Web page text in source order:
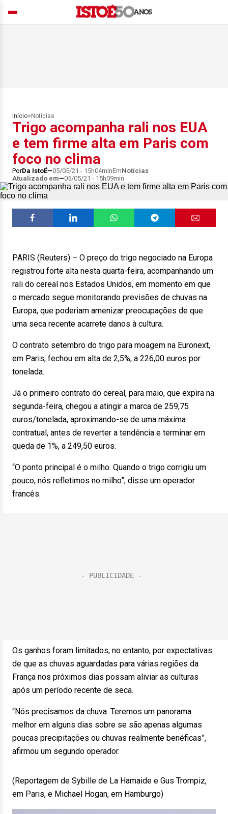
Início> Notícias
Trigo acompanha rali nos EUA
e tem firme alta em Paris com
foco no clima
PorDa IstoÉ 05/05/21 - 15h04minEmNotícias
Atualizado em
05/05/21 - 15h09min
PARIS (Reuters) – O preço do trigo negociado na Europa
registrou forte alta nesta quarta-feira, acompanhando um
rali do cereal nos Estados Unidos, em momento em que
o mercado segue monitorando previsões de chuvas na
Europa, que poderiam amenizar preocupações de que
uma seca recente acarrete danos à cultura.
O contrato setembro do trigo para moagem na Euronext,
em Paris, fechou em alta de 2,5%, a 226,00 euros por
tonelada.
Já o primeiro contrato do cereal, para maio, que expira na
segunda-feira, chegou a atingir a marca de 259,75
euros/tonelada, aproximando-se de uma máxima
contratual, antes de reverter a tendência e terminar em
queda de 1%, a 249,50 euros.
“O ponto principal é o milho. Quando o trigo corrigiu um
pouco, nós refletimos no milho”, disse um operador
francês.
Os ganhos foram limitados, no entanto, por expectativas
de que as chuvas aguardadas para várias regiões da
França nos próximos dias possam aliviar as culturas
após um período recente de seca.
“Nós precisamos da chuva. Teremos um panorama
melhor em alguns dias sobre se são apenas algumas
poucas precipitações ou chuvas realmente benéficas”,
afirmou um segundo operador.
(Reportagem de Sybille de La Hamaide e Gus Trompiz,
em Paris, e Michael Hogan, em Hamburgo)